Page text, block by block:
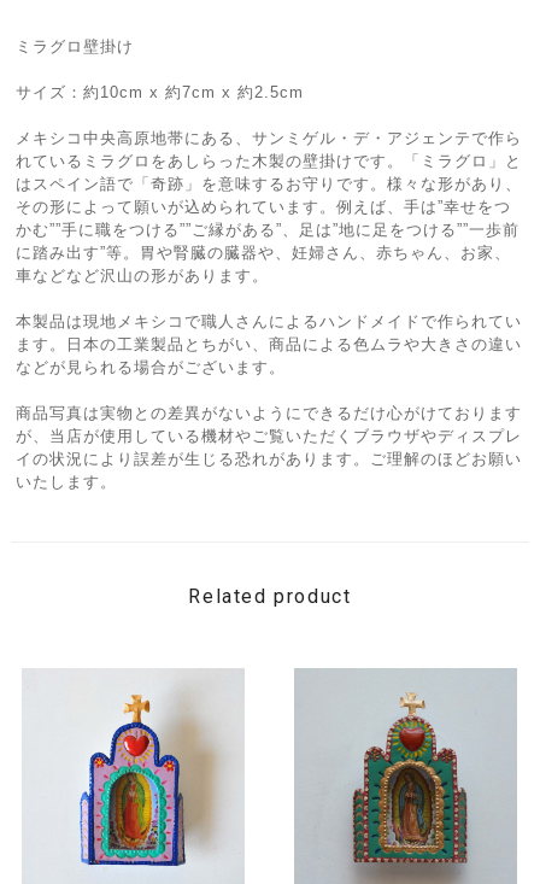
ミラグロ壁掛け
サイズ：約10cm x 約7cm x 約2.5cm
メキシコ中央高原地帯にある、サンミゲル・デ・アジェンテで作ら
れているミラグロをあしらった木製の壁掛けです。「ミラグロ」と
はスペイン語で「奇跡」を意味するお守りです。様々な形があり、
その形によって願いが込められています。例えば、手は”幸せをつ
かむ””手に職をつける””ご縁がある”、足は”地に足をつける””一歩前
に踏み出す”等。胃や腎臓の臓器や、妊婦さん、赤ちゃん、お家、
車などなど沢山の形があります。
本製品は現地メキシコで職人さんによるハンドメイドで作られてい
ます。日本の工業製品とちがい、商品による色ムラや大きさの違い
などが見られる場合がございます。
商品写真は実物との差異がないようにできるだけ心がけております
が、当店が使用している機材やご覧いただくブラウザやディスプレ
イの状況により誤差が生じる恐れがあります。ご理解のほどお願い
いたします。
Related product